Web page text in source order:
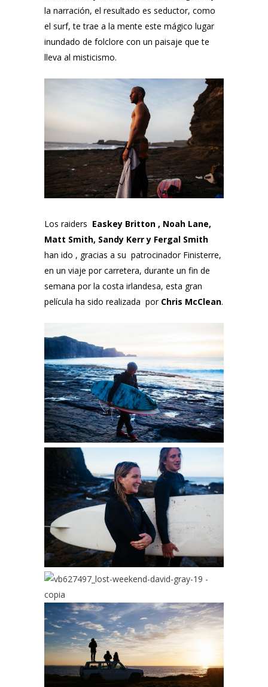
la narración, el resultado es seductor, como
el surf, te trae a la mente este mágico lugar
inundado de folclore con un paisaje que te
lleva al misticismo.
Los raiders Easkey Britton , Noah Lane,
Matt Smith, Sandy Kerr y Fergal Smith
han ido , gracias a su patrocinador Finisterre,
en un viaje por carretera, durante un fin de
semana por la costa irlandesa, esta gran
película ha sido realizada por Chris McClean.